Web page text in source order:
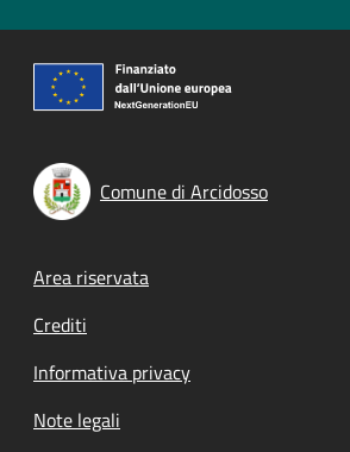
Comune di Arcidosso
Footer menu
Area riservata
Crediti
Informativa privacy
Note legali